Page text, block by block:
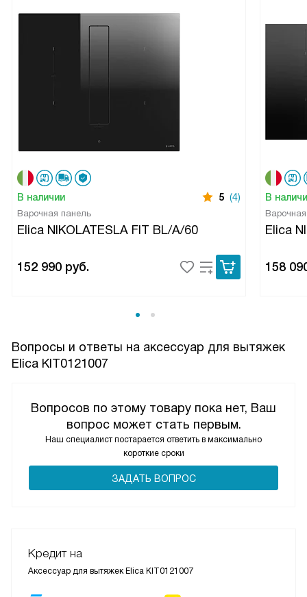
В наличии 5 (4)
Варочная панель
Elica NIKOLATESLA FIT BL/A/60
152 990 руб.
В
Elica
158
Вопросы и ответы на аксессуар для вытяжек
Elica KIT0121007
Вопросов по этому товару пока нет, Ваш
вопрос может стать первым.
Наш специалист постарается ответить в максимально
короткие сроки
ЗАДАТЬ ВОПРОС
Кредит на
Аксессуар для вытяжек Elica KIT0121007